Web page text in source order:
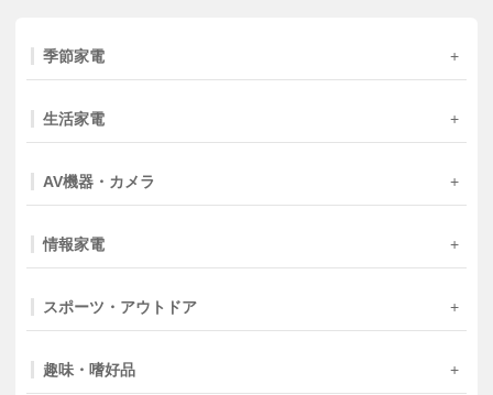
季節家電
生活家電
AV機器・カメラ
情報家電
スポーツ・アウトドア
趣味・嗜好品